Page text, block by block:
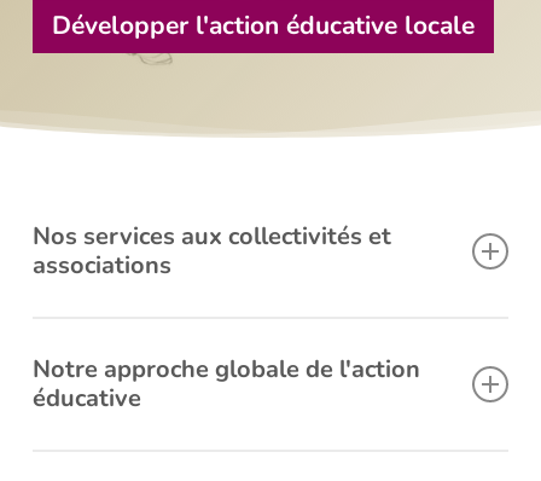
Développer l'action éducative locale
Nos services aux collectivités et
associations
Aide aux recrutement des animateurs
Animation de réseaux d’acteurs
Notre approche globale de l'action
éducative